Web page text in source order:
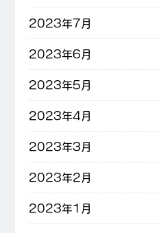
2023年7月
2023年6月
2023年5月
2023年4月
2023年3月
2023年2月
2023年1月